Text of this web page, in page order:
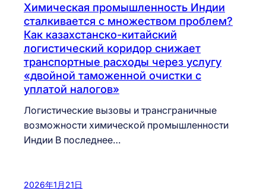
Химическая промышленность Индии
сталкивается с множеством проблем?
Как казахстанско-китайский
логистический коридор снижает
транспортные расходы через услугу
«двойной таможенной очистки с
уплатой налогов»
Логистические вызовы и трансграничные
возможности химической промышленности
Индии В последнее…
2026年1月21日